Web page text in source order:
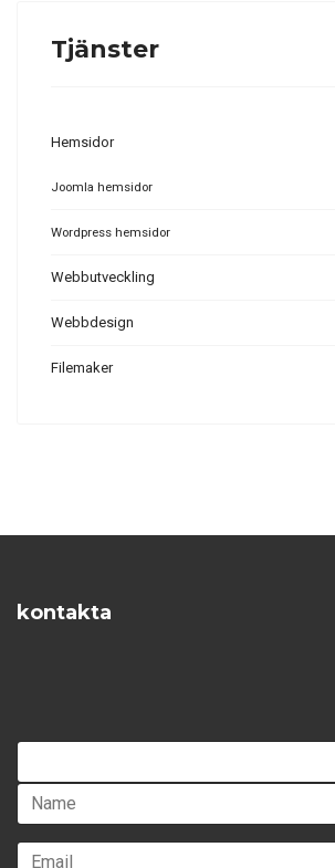
Tjänster
Hemsidor
Joomla hemsidor
Wordpress hemsidor
Webbutveckling
Webbdesign
Filemaker
kontakta